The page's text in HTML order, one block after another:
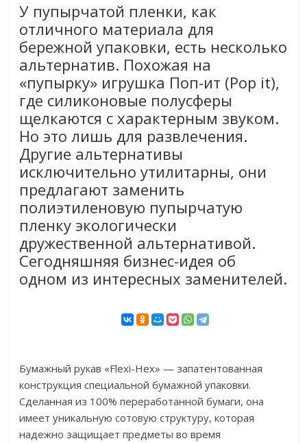
У пупырчатой пленки, как
отличного материала для
бережной упаковки, есть несколько
альтернатив. Похожая на
«пупырку» игрушка Поп-ит (Pop it),
где силиконовые полусферы
щелкаются с характерным звуком.
Но это лишь для развлечения.
Другие альтернативы
исключительно утилитарны, они
предлагают заменить
полиэтиленовую пупырчатую
пленку экологически
дружественной альтернативой.
Сегодняшняя бизнес-идея об
одном из интересных заменителей.
Бумажный рукав «Flexi-Hex» — запатентованная
конструкция специальной бумажной упаковки.
Сделанная из 100% переработанной бумаги, она
имеет уникальную сотовую структуру, которая
надежно защищает предметы во время